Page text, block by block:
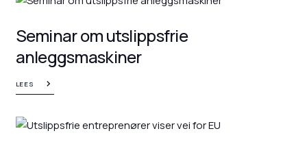
Seminar om utslippsfrie
anleggsmaskiner
LEES